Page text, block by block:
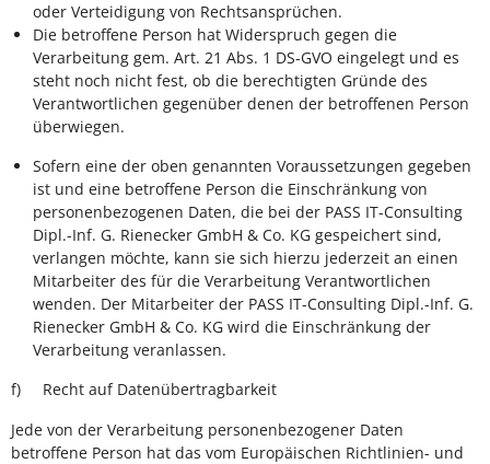
oder Verteidigung von Rechtsansprüchen.
Die betroffene Person hat Widerspruch gegen die
Verarbeitung gem. Art. 21 Abs. 1 DS-GVO eingelegt und es
steht noch nicht fest, ob die berechtigten Gründe des
Verantwortlichen gegenüber denen der betroffenen Person
überwiegen.
Sofern eine der oben genannten Voraussetzungen gegeben
ist und eine betroffene Person die Einschränkung von
personenbezogenen Daten, die bei der PASS IT-Consulting
Dipl.-Inf. G. Rienecker GmbH & Co. KG gespeichert sind,
verlangen möchte, kann sie sich hierzu jederzeit an einen
Mitarbeiter des für die Verarbeitung Verantwortlichen
wenden. Der Mitarbeiter der PASS IT-Consulting Dipl.-Inf. G.
Rienecker GmbH & Co. KG wird die Einschränkung der
Verarbeitung veranlassen.
f) Recht auf Datenübertragbarkeit
Jede von der Verarbeitung personenbezogener Daten
betroffene Person hat das vom Europäischen Richtlinien- und